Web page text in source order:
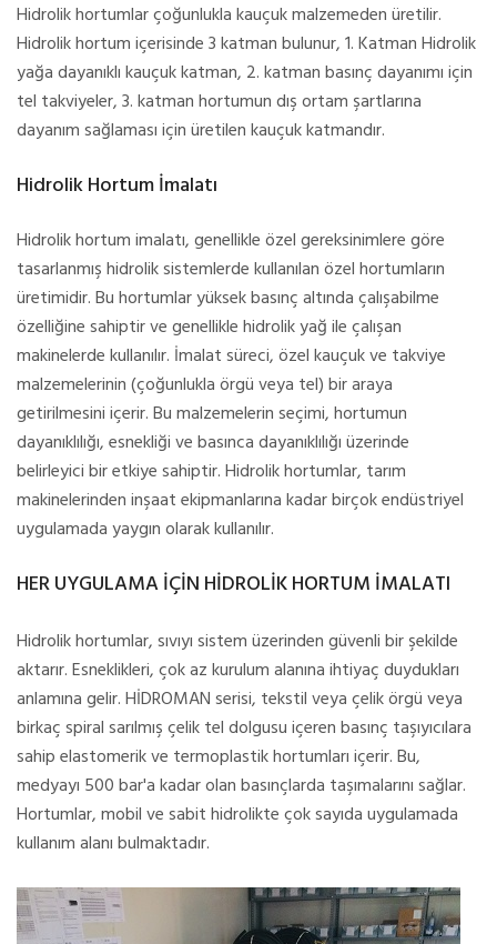
Hidrolik hortumlar çoğunlukla kauçuk malzemeden üretilir.
Hidrolik hortum içerisinde 3 katman bulunur, 1. Katman Hidrolik
yağa dayanıklı kauçuk katman, 2. katman basınç dayanımı için
tel takviyeler, 3. katman hortumun dış ortam şartlarına
dayanım sağlaması için üretilen kauçuk katmandır.
Hidrolik Hortum İmalatı
Hidrolik hortum imalatı, genellikle özel gereksinimlere göre
tasarlanmış hidrolik sistemlerde kullanılan özel hortumların
üretimidir. Bu hortumlar yüksek basınç altında çalışabilme
özelliğine sahiptir ve genellikle hidrolik yağ ile çalışan
makinelerde kullanılır. İmalat süreci, özel kauçuk ve takviye
malzemelerinin (çoğunlukla örgü veya tel) bir araya
getirilmesini içerir. Bu malzemelerin seçimi, hortumun
dayanıklılığı, esnekliği ve basınca dayanıklılığı üzerinde
belirleyici bir etkiye sahiptir. Hidrolik hortumlar, tarım
makinelerinden inşaat ekipmanlarına kadar birçok endüstriyel
uygulamada yaygın olarak kullanılır.
HER UYGULAMA İÇİN HİDROLİK HORTUM İMALATI
Hidrolik hortumlar, sıvıyı sistem üzerinden güvenli bir şekilde
aktarır. Esneklikleri, çok az kurulum alanına ihtiyaç duydukları
anlamına gelir. HİDROMAN serisi, tekstil veya çelik örgü veya
birkaç spiral sarılmış çelik tel dolgusu içeren basınç taşıyıcılara
sahip elastomerik ve termoplastik hortumları içerir. Bu,
medyayı 500 bar'a kadar olan basınçlarda taşımalarını sağlar.
Hortumlar, mobil ve sabit hidrolikte çok sayıda uygulamada
kullanım alanı bulmaktadır.